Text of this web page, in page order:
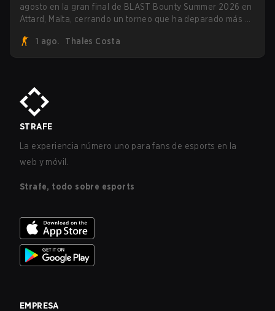
agosto en la gran final de BLAST Bounty Summer 2026 en
Attard, Malta, cerrando un torneo que ha deparado más de
1 ago.
Thales Costa
STRAFE
La experiencia número uno para fans de esports en la
web y móvil.
Strafe, todo sobre esports
EMPRESA